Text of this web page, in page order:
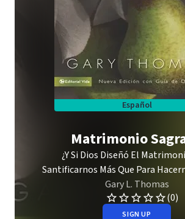
Español
Matrimonio
¿Y Si Dios Diseñó El
Santificarnos Más Que Para
Gary L. Thomas
(0)
SIGN UP